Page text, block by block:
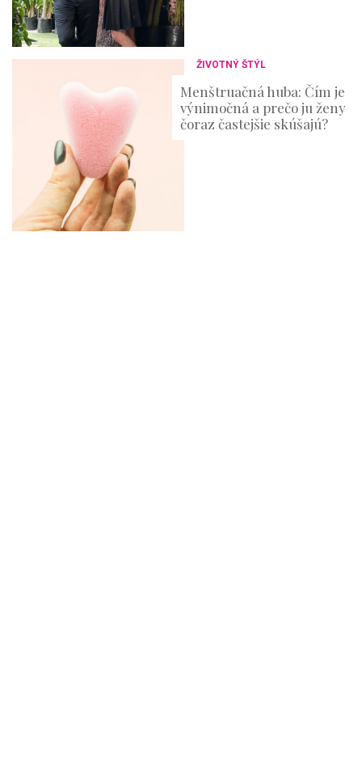
ŽIVOTNÝ ŠTÝL
Menštruačná huba: Čím je
výnimočná a prečo ju ženy
čoraz častejšie skúšajú?